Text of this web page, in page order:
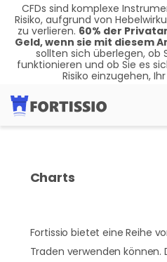
CFDs sind komplexe
Risiko, aufgrund von
zu verlieren. 60% der
Geld, wenn sie mit diesem
sollten sich überlegen, ob
funktionieren und ob Sie es
Risiko einzugehen,
Charts
Fortissio bietet eine Reihe
Traden verwenden können.